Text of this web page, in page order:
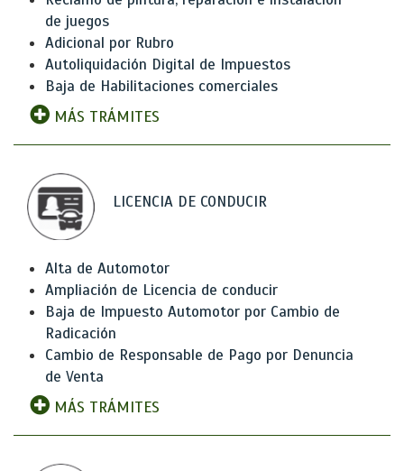
de juegos
Adicional por Rubro
Autoliquidación Digital de Impuestos
Baja de Habilitaciones comerciales
MÁS TRÁMITES
LICENCIA DE CONDUCIR
Alta de Automotor
Ampliación de Licencia de conducir
Baja de Impuesto Automotor por Cambio de
Radicación
Cambio de Responsable de Pago por Denuncia
de Venta
MÁS TRÁMITES